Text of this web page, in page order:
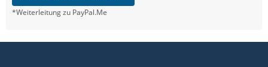
*Weiterleitung zu PayPal.Me